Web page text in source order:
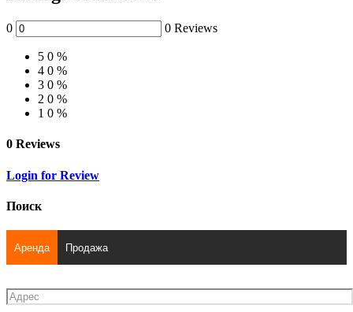
0 0 Reviews
5 0 %
4 0 %
3 0 %
2 0 %
1 0 %
0 Reviews
Login for Review
Поиск
Аренда Продажа